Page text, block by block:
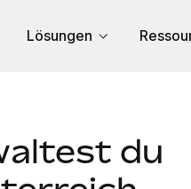
Lösungen
du